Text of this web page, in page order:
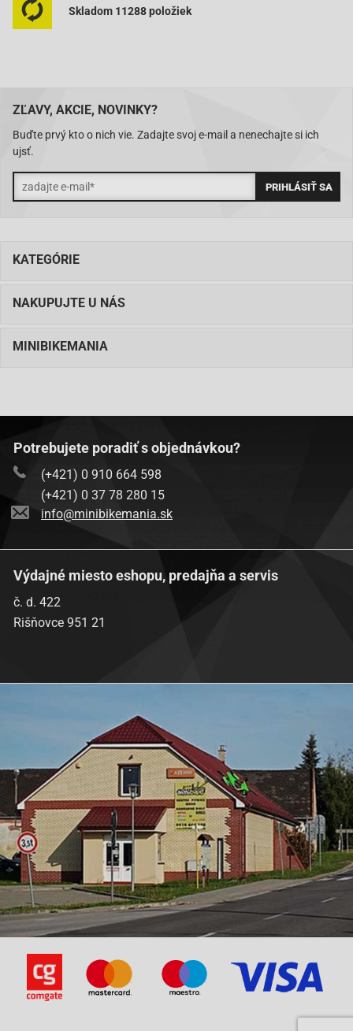
Skladom 11288 položiek
ZĽAVY, AKCIE, NOVINKY?
Buďte prvý kto o nich vie. Zadajte svoj e-mail a nenechajte si ich
ujsť.
KATEGÓRIE
NAKUPUJTE U NÁS
MINIBIKEMANIA
Potrebujete poradiť s objednávkou?
(+421) 0 910 664 598
(+421) 0 37 78 280 15
info@minibikemania.sk
Výdajné miesto eshopu, predajňa a servis
č. d. 422
Rišňovce 951 21